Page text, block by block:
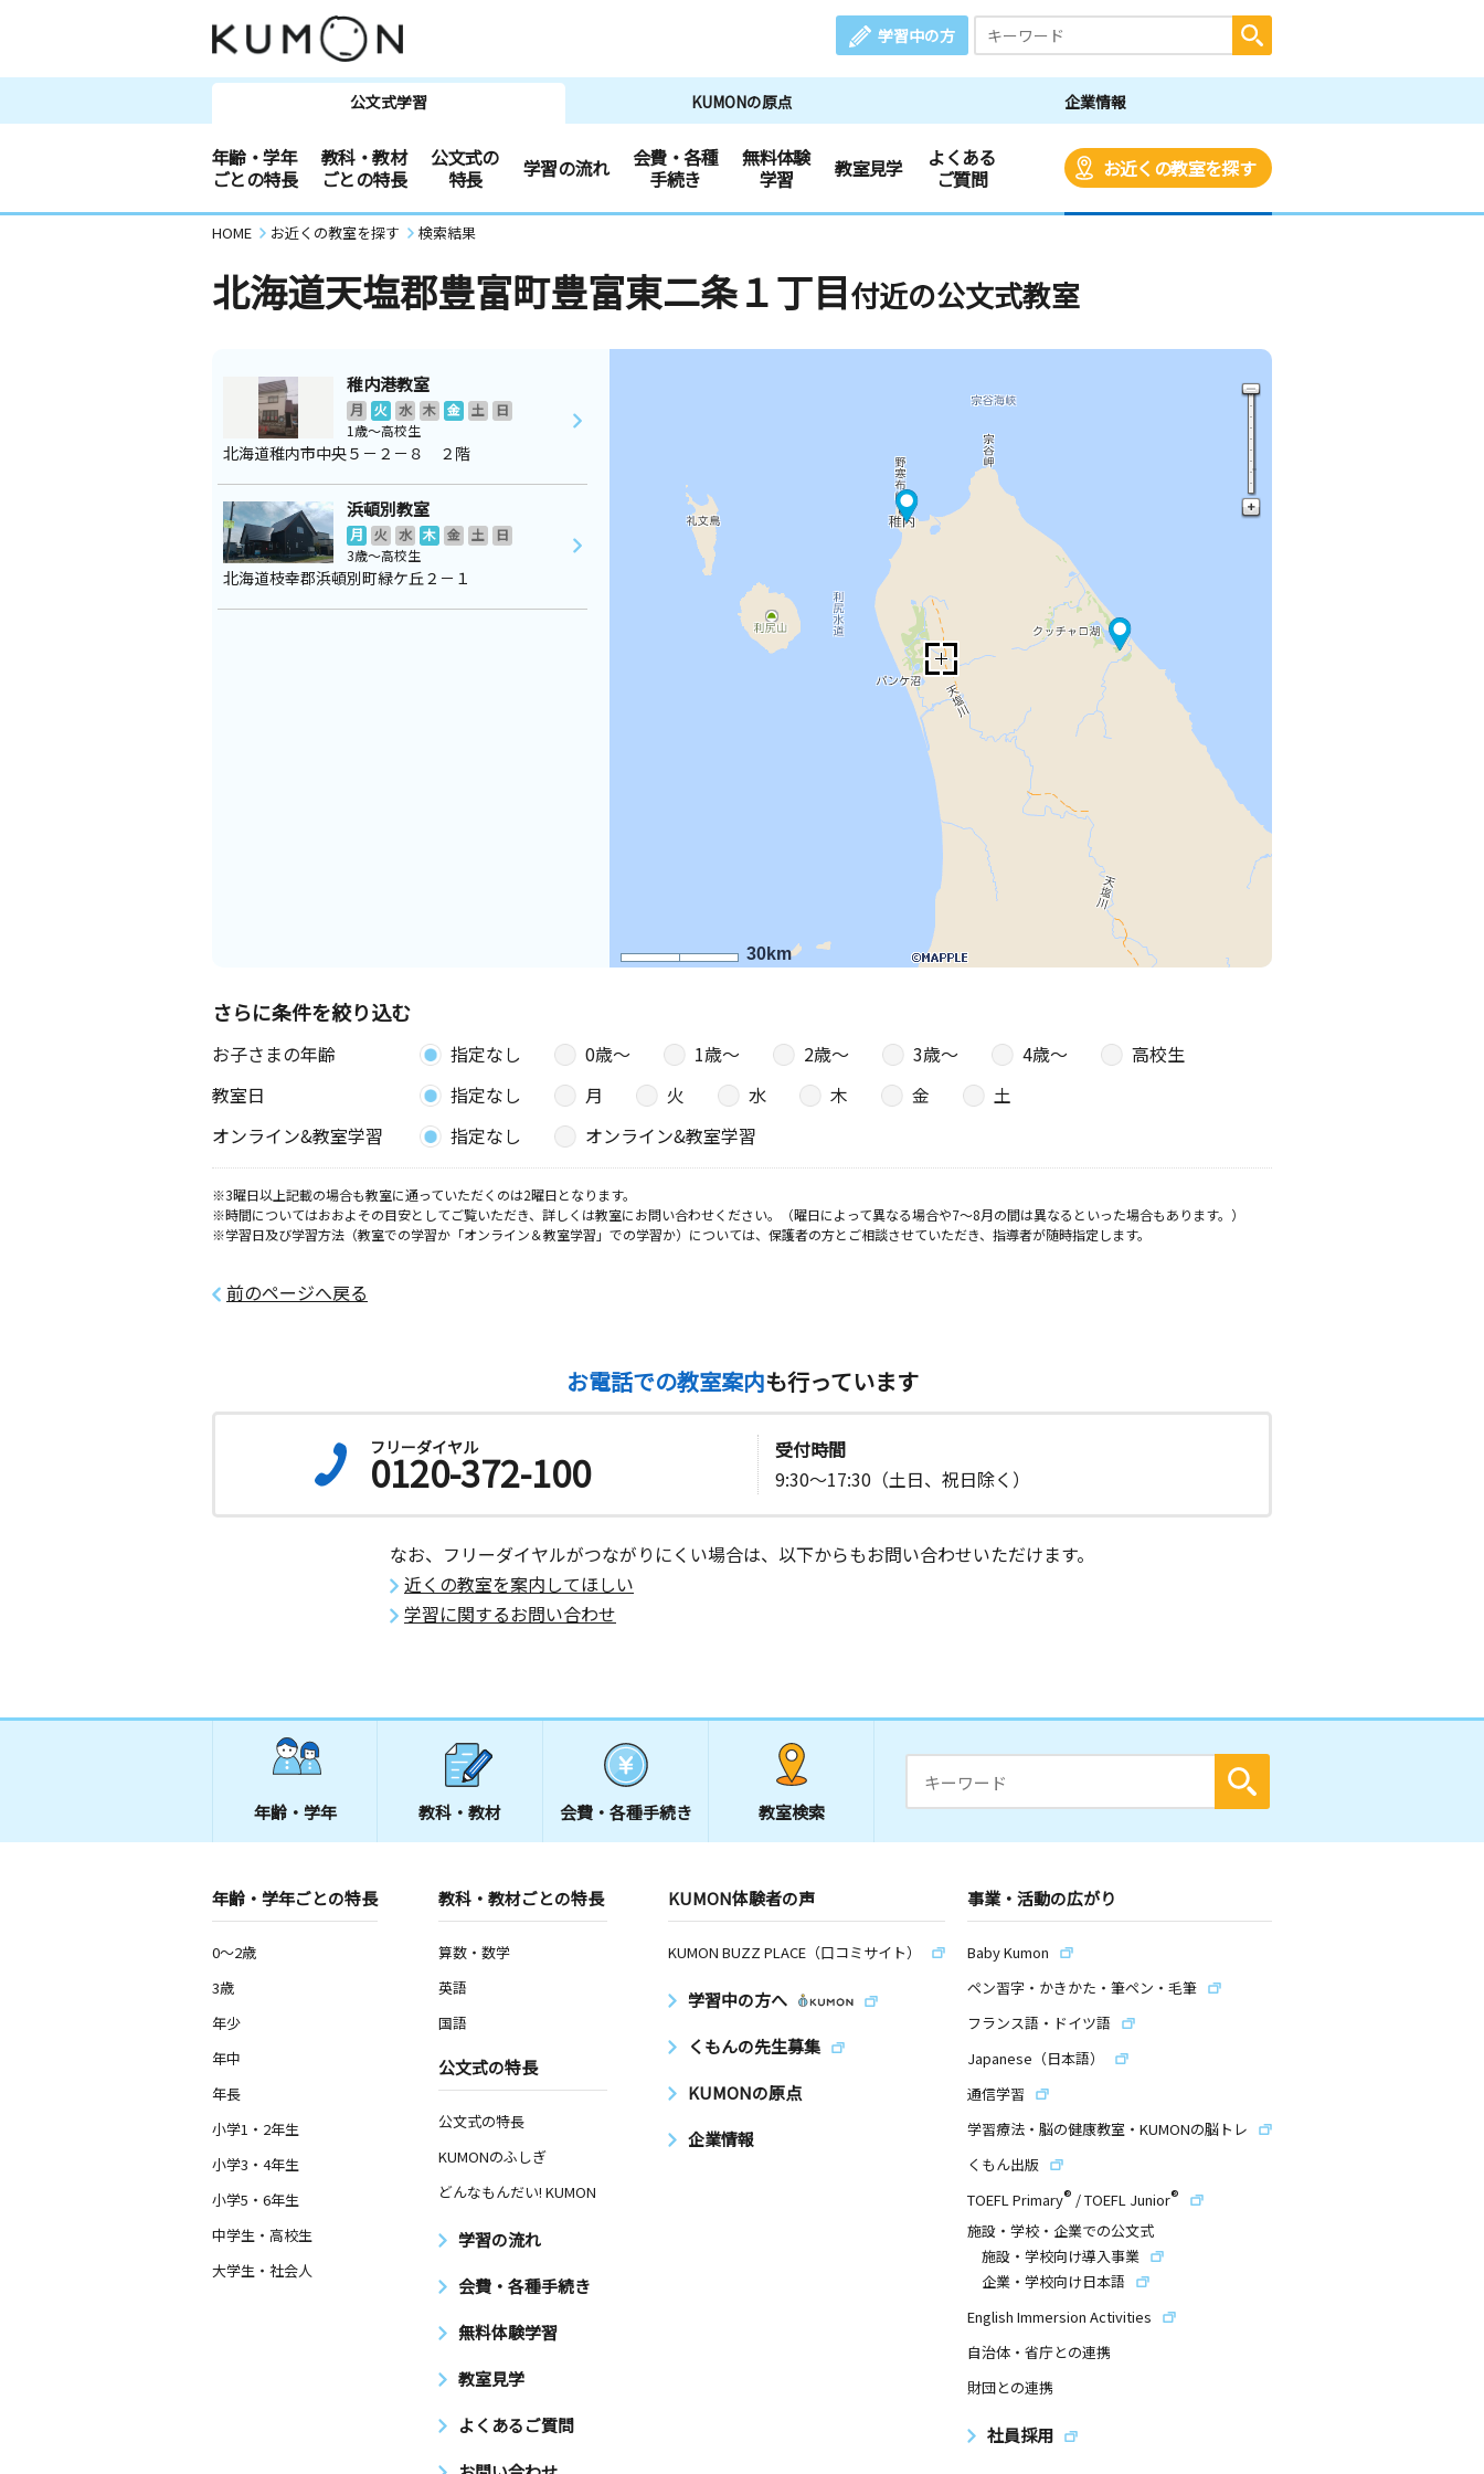
学習中の方
公文式学習 KUMONの原点 企業情報
年齢・学年
ごとの特長
教科・教材
ごとの特長
公文式の
特長
学習の流れ
会費・各種
手続き
無料体験
学習
教室見学
よくある
ご質問
お近くの教室を探す
HOME お近くの教室を探す 検索結果
北海道天塩郡豊富町豊富東二条１丁目付近の公文式教室
30km
稚内港教室
月 火 水 木 金 土
日
1歳～高校生
北海道稚内市中央５－２－８ ２階
浜頓別教室
月 火 水 木 金 土
日
3歳～高校生
北海道枝幸郡浜頓別町緑ケ丘２－１
さらに条件を絞り込む
お子さまの年齢 指定なし 0歳〜 1歳〜 2歳〜 3歳〜 4歳〜
高校生
教室日
指定なし 月 火 水 木 金
土
オンライン&教室学習
指定なし オンライン&教室学習
※3曜日以上記載の場合も教室に通っていただくのは2曜日となります。
※時間についてはおおよその目安としてご覧いただき、詳しくは教室にお問い合わせください。（曜日によって異なる場合や7～8月の間は異なるといった場合もあります。）
※学習日及び学習方法（教室での学習か「オンライン＆教室学習」での学習か）については、保護者の方とご相談させていただき、指導者が随時指定します。
前のページへ戻る
お電話での教室案内も行っています
フリーダイヤル
0120-372-100
受付時間
9:30～17:30（土日、祝日除く）
なお、フリーダイヤルがつながりにくい場合は、以下からもお問い合わせいただけます。
近くの教室を案内してほしい
学習に関するお問い合わせ
年齢・学年 教科・教材 会費・ 各種手続き 教室検索
年齢・学年ごとの特長
0～2歳
3歳
年少
年中
年長
小学1・2年生
小学3・4年生
小学5・6年生
中学生・高校生
大学生・社会人
教科・教材ごとの特長
算数・数学
英語
国語
公文式の特長
公文式の特長
KUMONのふしぎ
どんなもんだい! KUMON
学習の流れ
会費・各種手続き
無料体験学習
教室見学
よくあるご質問
KUMON体験者の声
KUMON BUZZ PLACE（口コミサイト）
学習中の方へ
くもんの先生募集
KUMONの原点
企業情報
事業・活動の広がり
Baby Kumon
ペン習字・かきかた・筆ペン・毛筆
フランス語・ドイツ語
Japanese（日本語）
通信学習
学習療法・脳の健康教室・KUMONの脳トレ
くもん出版
TOEFL Primary® /TOEFL Junior®
施設・学校・企業での公文式
施設・学校向け導入事業
企業・学校向け日本語
English Immersion Activities
自治体・省庁との連携
財団との連携
社員採用